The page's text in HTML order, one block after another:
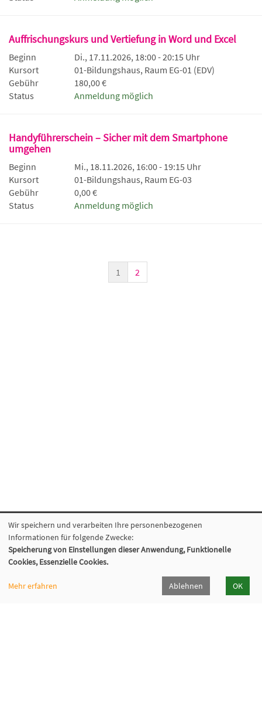
Auffrischungskurs und Vertiefung in Word und Excel
Beginn
Di., 17.11.2026, 18:00 - 20:15 Uhr
Kursort
01-Bildungshaus, Raum EG-01 (EDV)
Gebühr
180,00 €
Status
Anmeldung möglich
Handyführerschein – Sicher mit dem Smartphone
umgehen
Beginn
Mi., 18.11.2026, 16:00 - 19:15 Uhr
Kursort
01-Bildungshaus, Raum EG-03
Gebühr
0,00 €
Status
Anmeldung möglich
1 2
Volkshochschule Backnang e.V.
Bahnhofstr. 2, 71522 Backnang
07191/9667-0
info[at]vhs-backnang[dot]de
Wir speichern und verarbeiten Ihre personenbezogenen
Informationen für folgende Zwecke:
Speicherung von Einstellungen dieser Anwendung, Funktionelle
Cookies, Essenzielle Cookies.
Mehr erfahren Ablehnen OK